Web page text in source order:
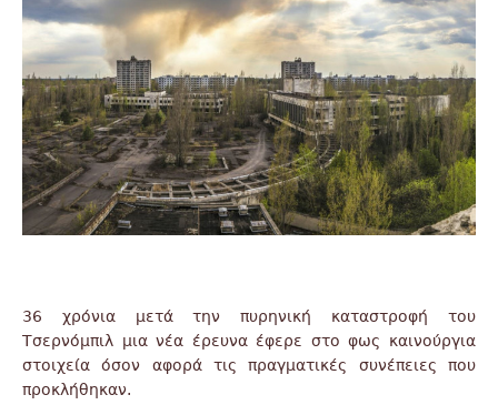
36 χρόνια μετά την πυρηνική καταστροφή του
Τσερνόμπιλ μια νέα έρευνα έφερε στο φως καινούργια
στοιχεία όσον αφορά τις πραγματικές συνέπειες που
προκλήθηκαν.